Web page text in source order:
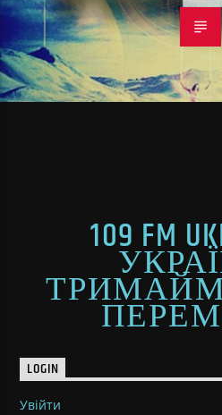
109 FM
LOGIN
Увійти